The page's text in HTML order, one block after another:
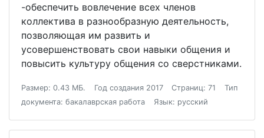
-обеспечить вовлечение всех членов
коллектива в разнообразную деятельность,
позволяющая им развить и
усовершенствовать свои навыки общения и
повысить культуру общения со сверстниками.
Размер: 0.43 МБ. Год создания 2017 Страниц: 71
Тип
документа: бакалаврская работа
Язык: русский